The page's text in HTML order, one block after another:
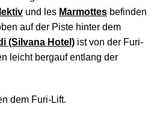
und les Marmottes befinden
auf der Piste hinter dem
(Silvana Hotel) ist von der Furi-
leicht bergauf entlang der
dem Furi-Lift.